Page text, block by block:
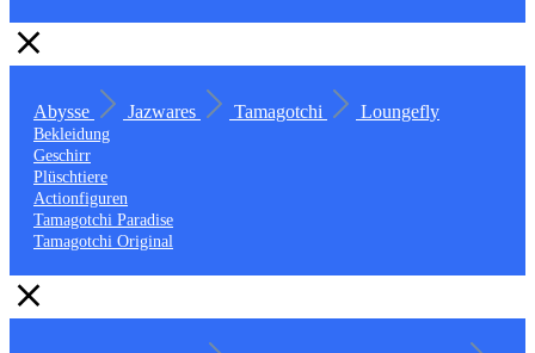
Abysse Jazwares Tamagotchi Loungefly
Bekleidung
Geschirr
Plüschtiere
Actionfiguren
Tamagotchi Paradise
Tamagotchi Original